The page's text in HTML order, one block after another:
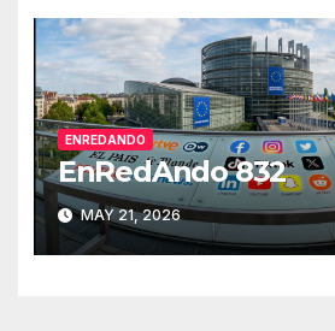
ENREDANDO
EnRedAndo 832
MAY 21, 2026